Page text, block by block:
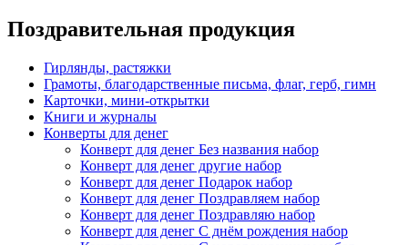
Поздравительная продукция
Гирлянды, растяжки
Грамоты, благодарственные письма, флаг, герб, гимн
Карточки, мини-открытки
Книги и журналы
Конверты для денег
Конверт для денег Без названия набор
Конверт для денег другие набор
Конверт для денег Подарок набор
Конверт для денег Поздравляем набор
Конверт для денег Поздравляю набор
Конверт для денег С днём рождения набор